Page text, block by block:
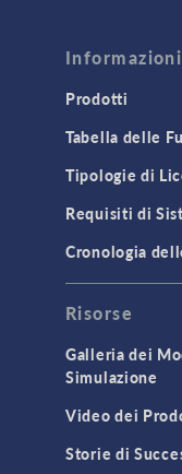
Prodotti
Tabella delle
Tipologie di
Requisiti di
Cronologia
Risorse
Galleria dei
Simulazione
Video dei
Storie di